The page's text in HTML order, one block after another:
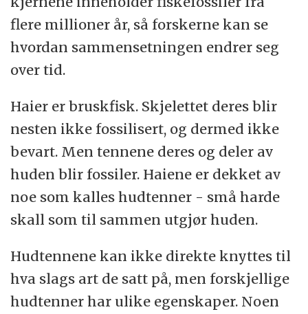
flere millioner år, så forskerne kan se
hvordan sammensetningen endrer seg
over tid.
Haier er bruskfisk. Skjelettet deres blir
nesten ikke fossilisert, og dermed ikke
bevart. Men tennene deres og deler av
huden blir fossiler. Haiene er dekket av
noe som kalles hudtenner - små harde
skall som til sammen utgjør huden.
Hudtennene kan ikke direkte knyttes til
hva slags art de satt på, men forskjellige
hudtenner har ulike egenskaper. Noen